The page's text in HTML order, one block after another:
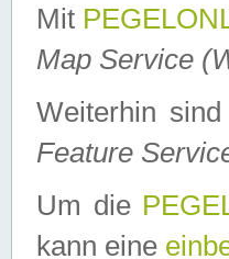
Mit
Map Service
Weiterhin
Feature
Um die
kann eine